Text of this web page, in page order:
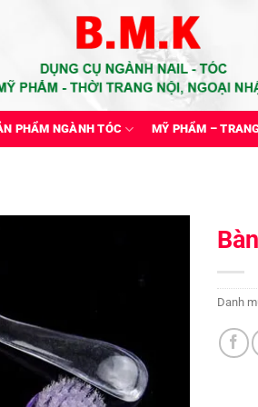
PHẨM NGÀNH TÓC MỸ PHẨM –
Danh